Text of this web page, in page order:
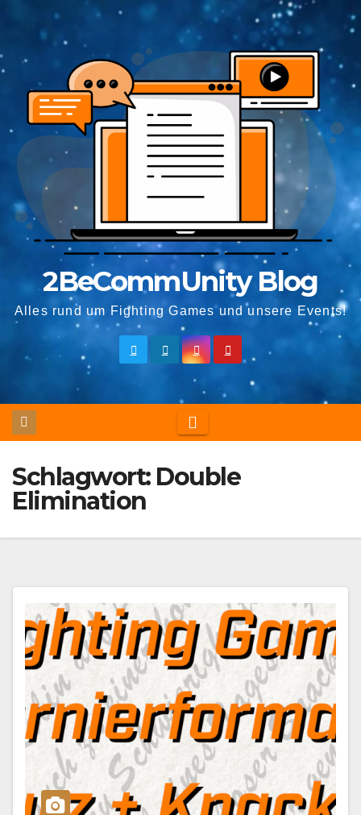
Inhalt
2BeCommUnity Blog
Alles rund um Fighting Games und unsere Events!
Schlagwort: Double
Elimination